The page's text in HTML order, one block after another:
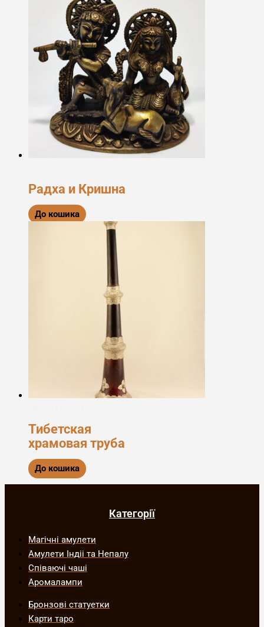
Радха и Кришна
До кошика
Тибетская
храмовая труба
До кошика
Категорії
Магічні амулети
Амулети Індіі та Непалу
Співаючі чаші
Аромалампи
Бронзові статуетки
Карти таро